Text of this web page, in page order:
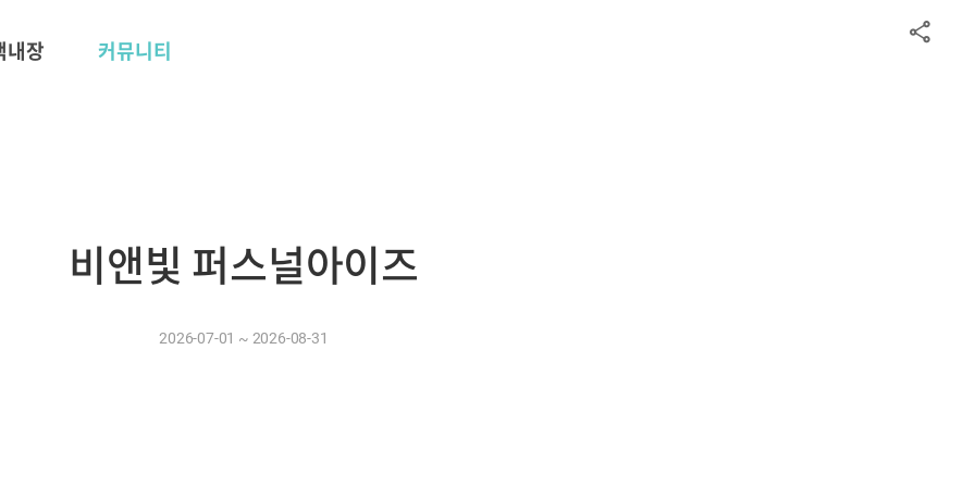
내장 커뮤니티
비앤빛 퍼스널아이즈
2026-07-01 ~ 2026-08-31